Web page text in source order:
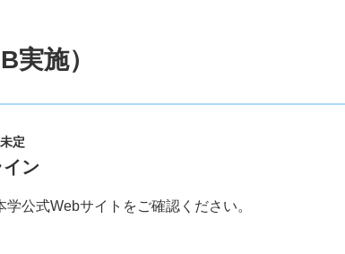
実施）
定
ン
学公式Webサイトをご確認ください。